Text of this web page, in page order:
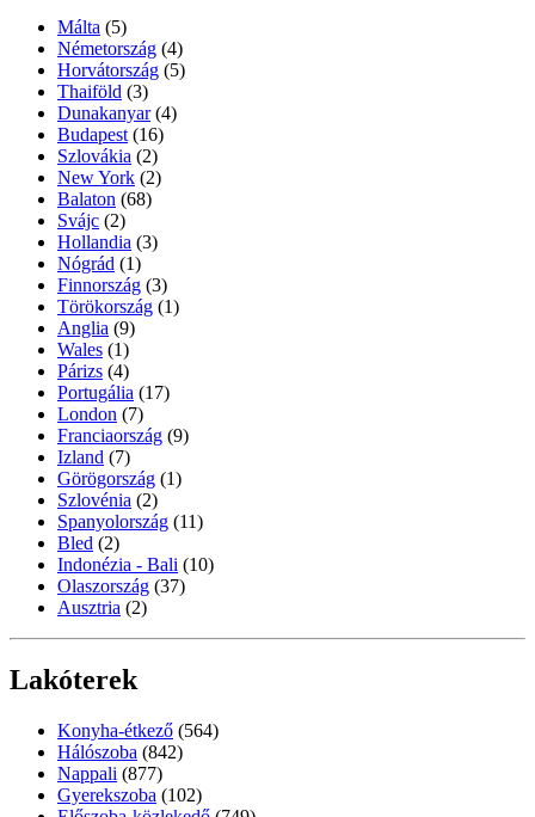
Málta (5)
Németország (4)
Horvátország (5)
Thaiföld (3)
Dunakanyar (4)
Budapest (16)
Szlovákia (2)
New York (2)
Balaton (68)
Svájc (2)
Hollandia (3)
Nógrád (1)
Finnország (3)
Törökország (1)
Anglia (9)
Wales (1)
Párizs (4)
Portugália (17)
London (7)
Franciaország (9)
Izland (7)
Görögország (1)
Szlovénia (2)
Spanyolország (11)
Bled (2)
Indonézia - Bali (10)
Olaszország (37)
Ausztria (2)
Lakóterek
Konyha-étkező (564)
Hálószoba (842)
Nappali (877)
Gyerekszoba (102)